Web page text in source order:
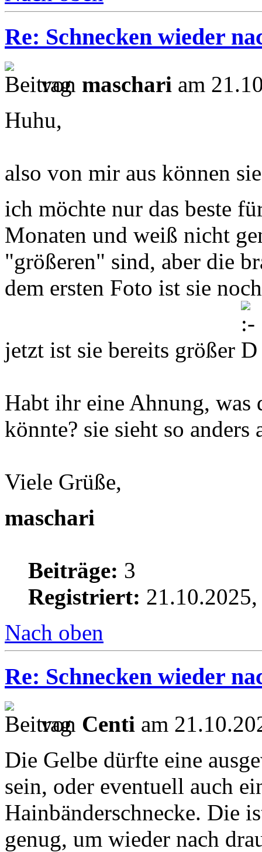
Re: Schnecken wieder
von maschari am
Huhu,
also von mir aus können
ich möchte nur das beste
Monaten und weiß nicht
"größeren" sind, aber die
dem ersten Foto ist sie
jetzt ist sie bereits größer
Habt ihr eine Ahnung, was
könnte? sie sieht so anders
Viele Grüße,
maschari
Beiträge: 3
Registriert:
Nach oben
Re: Schnecken wieder
von Centi am
Die Gelbe dürfte eine
sein, oder eventuell auch
Hainbänderschnecke. Die
genug, um wieder nach